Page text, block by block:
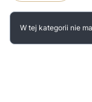
Lista
W tej kategorii nie